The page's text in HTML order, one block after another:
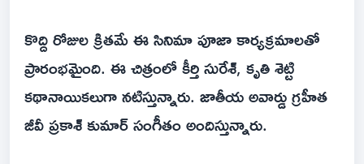
కొద్ది రోజుల క్రితమే ఈ సినిమా పూజా కార్యక్రమాలతో
ప్రారంభమైంది. ఈ చిత్రంలో కీర్తి సురేశ్, కృతి శెట్టి
కథానాయికలుగా నటిస్తున్నారు. జాతీయ అవార్డు గ్రహీత
జీవీ ప్రకాశ్‌ కుమార్‌ సంగీతం అందిస్తున్నారు.